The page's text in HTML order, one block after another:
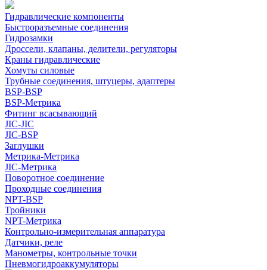
Гидравлические компоненты
Быстроразъемные соединения
Гидрозамки
Дроссели, клапаны, делители, регуляторы
Краны гидравлические
Хомуты силовые
Трубные соединения, штуцеры, адаптеры
BSP-BSP
BSP-Метрика
Фитинг всасывающий
JIC-JIC
JIC-BSP
Заглушки
Метрика-Метрика
JIC-Метрика
Поворотное соединение
Проходные соединения
NPT-BSP
Тройники
NPT-Метрика
Контрольно-измерительная аппаратура
Датчики, реле
Манометры, контрольные точки
Пневмогидроаккумуляторы